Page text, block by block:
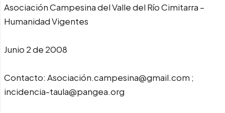
Asociación Campesina del Valle del Río Cimitarra –
Humanidad Vigentes
Junio 2 de 2008
Contacto: Asociación.campesina@gmail.com ;
incidencia-taula@pangea.org